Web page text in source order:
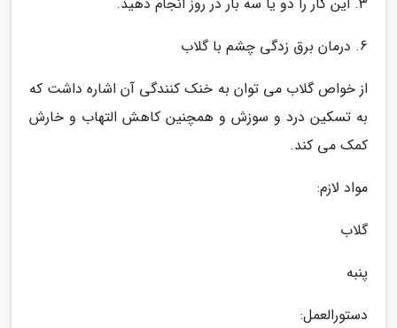
6. درمان برق زدگی چشم با گلاب
از خواص گلاب می توان به خنک کنندگی آن اشاره داشت که
به تسکین درد و سوزش و همچنین کاهش التهاب و خارش
کمک می کند.
مواد لازم:
گلاب
پنبه
دستورالعمل: